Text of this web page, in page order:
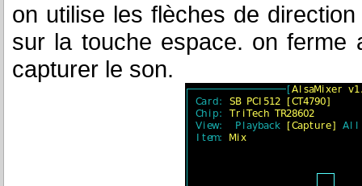
on utilise les flèches de
sur la touche espace. on ferme
capturer le son.